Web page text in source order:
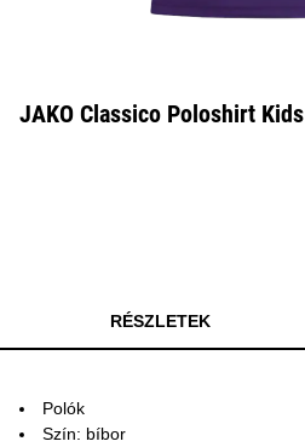
JAKO Classico Poloshirt Kids
RÉSZLETEK
Polók
Szín: bíbor